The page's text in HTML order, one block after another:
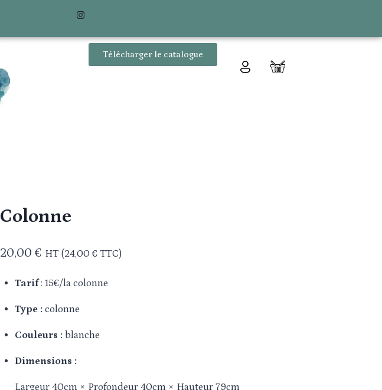
Télécharger le catalogue
Colonne
20,00 € HT (24,00 €TTC)
Tarif: 15€/la colonne
Type : colonne
Couleurs : blanche
Dimensions :
Largeur 40cm × Profondeur 40cm × Hauteur 79cm